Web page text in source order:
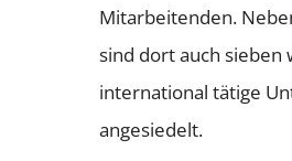
Mitarbeitenden.
sind dort auch sieben
international tätige
angesiedelt.